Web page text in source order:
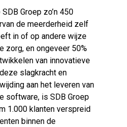
Groep zo’n 450
de meerderheid zelf
in of op andere wijze
zorg, en ongeveer 50%
van innovatieve
slagkracht en
aan het leveren van
software, is SDB Groep
1.000 klanten verspreid
binnen de